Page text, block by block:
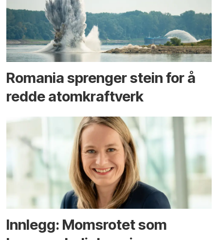
Romania sprenger stein for å
redde atomkraftverk
Innlegg: Moms­rotet som